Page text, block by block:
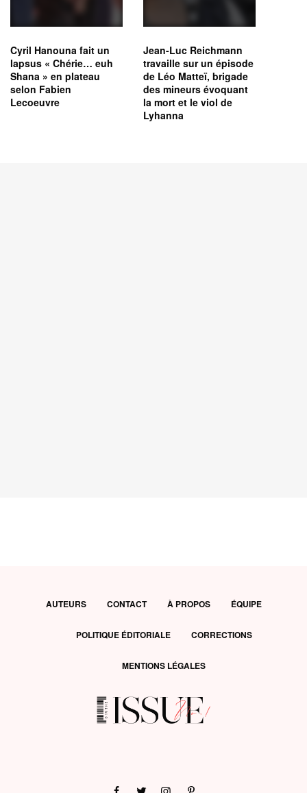
Cyril Hanouna fait un
lapsus « Chérie… euh
Shana » en plateau
selon Fabien
Lecoeuvre
Jean-Luc Reichmann
travaille sur un épisode
de Léo Matteï, brigade
des mineurs évoquant
la mort et le viol de
Lyhanna
AUTEURS CONTACT À PROPOS ÉQUIPE
POLITIQUE ÉDITORIALE CORRECTIONS
MENTIONS LÉGALES